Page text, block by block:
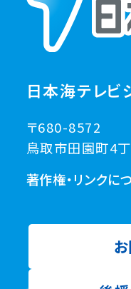
日本海テレビ
〒680-8572
鳥取市田園町4
著作権・リンクに